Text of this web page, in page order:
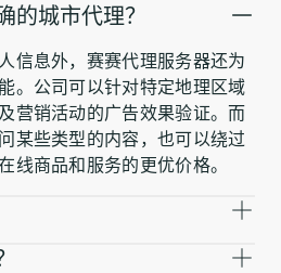
的城市代理？
信息外，赛赛代理服务器还为
。公司可以针对特定地理区域
营销活动的广告效果验证。而
某些类型的内容，也可以绕过
线商品和服务的更优价格。